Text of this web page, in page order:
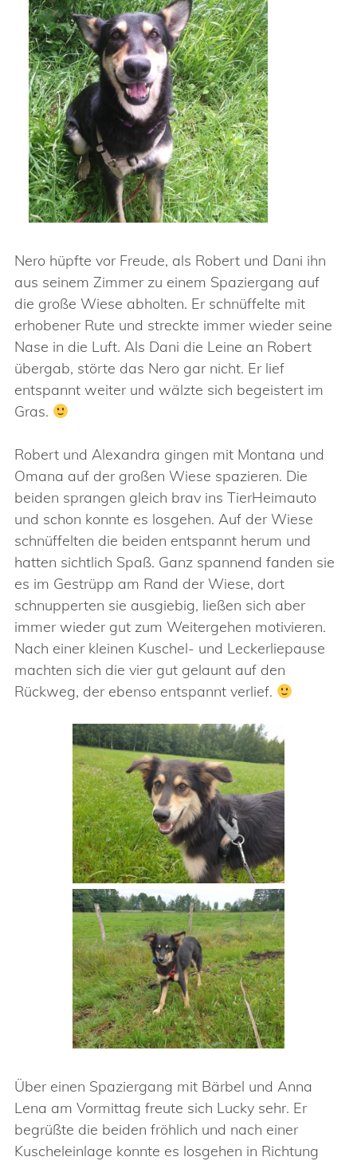
Nero hüpfte vor Freude, als Robert und Dani ihn
aus seinem Zimmer zu einem Spaziergang auf
die große Wiese abholten. Er schnüffelte mit
erhobener Rute und streckte immer wieder seine
Nase in die Luft. Als Dani die Leine an Robert
übergab, störte das Nero gar nicht. Er lief
entspannt weiter und wälzte sich begeistert im
Gras.
Robert und Alexandra gingen mit Montana und
Omana auf der großen Wiese spazieren. Die
beiden sprangen gleich brav ins TierHeimauto
und schon konnte es losgehen. Auf der Wiese
schnüffelten die beiden entspannt herum und
hatten sichtlich Spaß. Ganz spannend fanden sie
es im Gestrüpp am Rand der Wiese, dort
schnupperten sie ausgiebig, ließen sich aber
immer wieder gut zum Weitergehen motivieren.
Nach einer kleinen Kuschel- und Leckerliepause
machten sich die vier gut gelaunt auf den
Rückweg, der ebenso entspannt verlief.
Über einen Spaziergang mit Bärbel und Anna
Lena am Vormittag freute sich Lucky sehr. Er
begrüßte die beiden fröhlich und nach einer
Kuscheleinlage konnte es losgehen in Richtung